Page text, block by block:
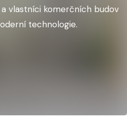
vlastníci komerčních budov
technologie.